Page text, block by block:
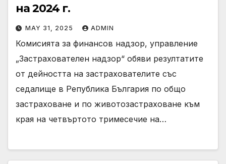
на 2024 г.
MAY 31, 2025 ADMIN
Комисията за финансов надзор, управление
„Застрахователен надзор“ обяви резултатите
от дейността на застрахователите със
седалище в Република България по общо
застраховане и по животозастраховане към
края на четвъртото тримесечие на…